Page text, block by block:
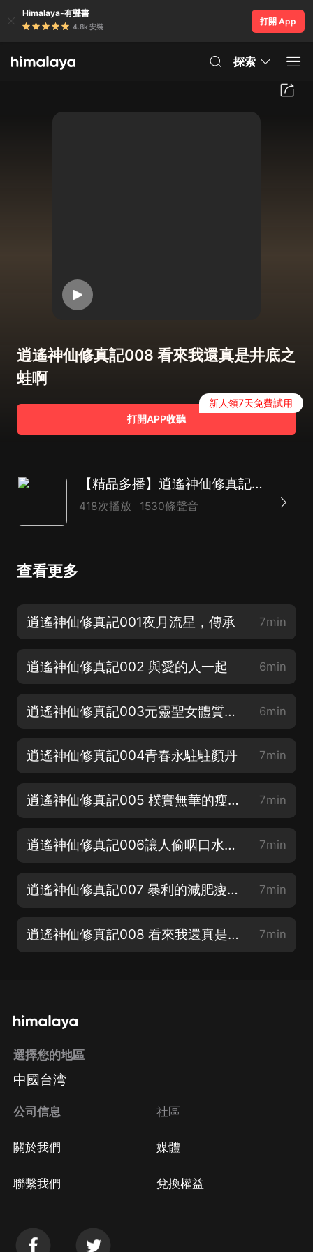
Himalaya-有聲書
4.8k 安裝
打開 App
探索
逍遙神仙修真記008 看來我還真是井底之
蛙啊
打開APP收聽
新人領7天免費試用
【精品多播】逍遙神仙修真記|玄幻|都市|凡人修仙
418次播放 1530條聲音
查看更多
逍遙神仙修真記001夜月流星，傳承 7min
逍遙神仙修真記002 與愛的人一起 6min
逍遙神仙修真記003元靈聖女體質的陳若曦 6min
逍遙神仙修真記004青春永駐駐顏丹 7min
逍遙神仙修真記005 樸實無華的瘦身湯 7min
逍遙神仙修真記006讓人偷咽口水的美婦 7min
逍遙神仙修真記007 暴利的減肥瘦身湯 7min
逍遙神仙修真記008 看來我還真是井底之蛙啊 7min
選擇您的地區
中國台湾
公司信息
關於我們
聯繫我們
社區
媒體
兌換權益